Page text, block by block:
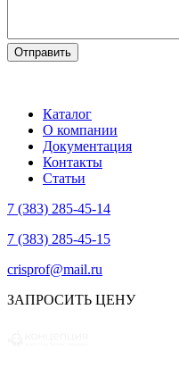
Каталог
О компании
Документация
Контакты
Статьи
7 (383) 285-45-14
7 (383) 285-45-15
crisprof@mail.ru
ЗАПРОСИТЬ ЦЕНУ